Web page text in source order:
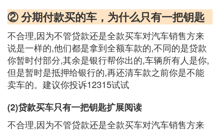
② 分期付款买的车，为什么只有一把钥匙
不合理,因为不管贷款还是全款买车对汽车销售方来
说是一样的,他们都是拿到全额车款的,不同的是贷款
你暂时付部分,其余是银行帮你出的,车辆所有人是你,
但是暂时是抵押给银行的,再还清车款之前你是不能
卖车的。建议你投诉12315试试
(2)贷款买车只有一把钥匙扩展阅读
不合理,因为不管贷款还是全款买车对汽车销售方来